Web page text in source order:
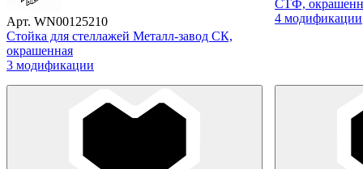
Арт. WN00125210
Стойка для стеллажей Металл-завод СК,
окрашенная
3 модификации
СТФ,
4 модификации